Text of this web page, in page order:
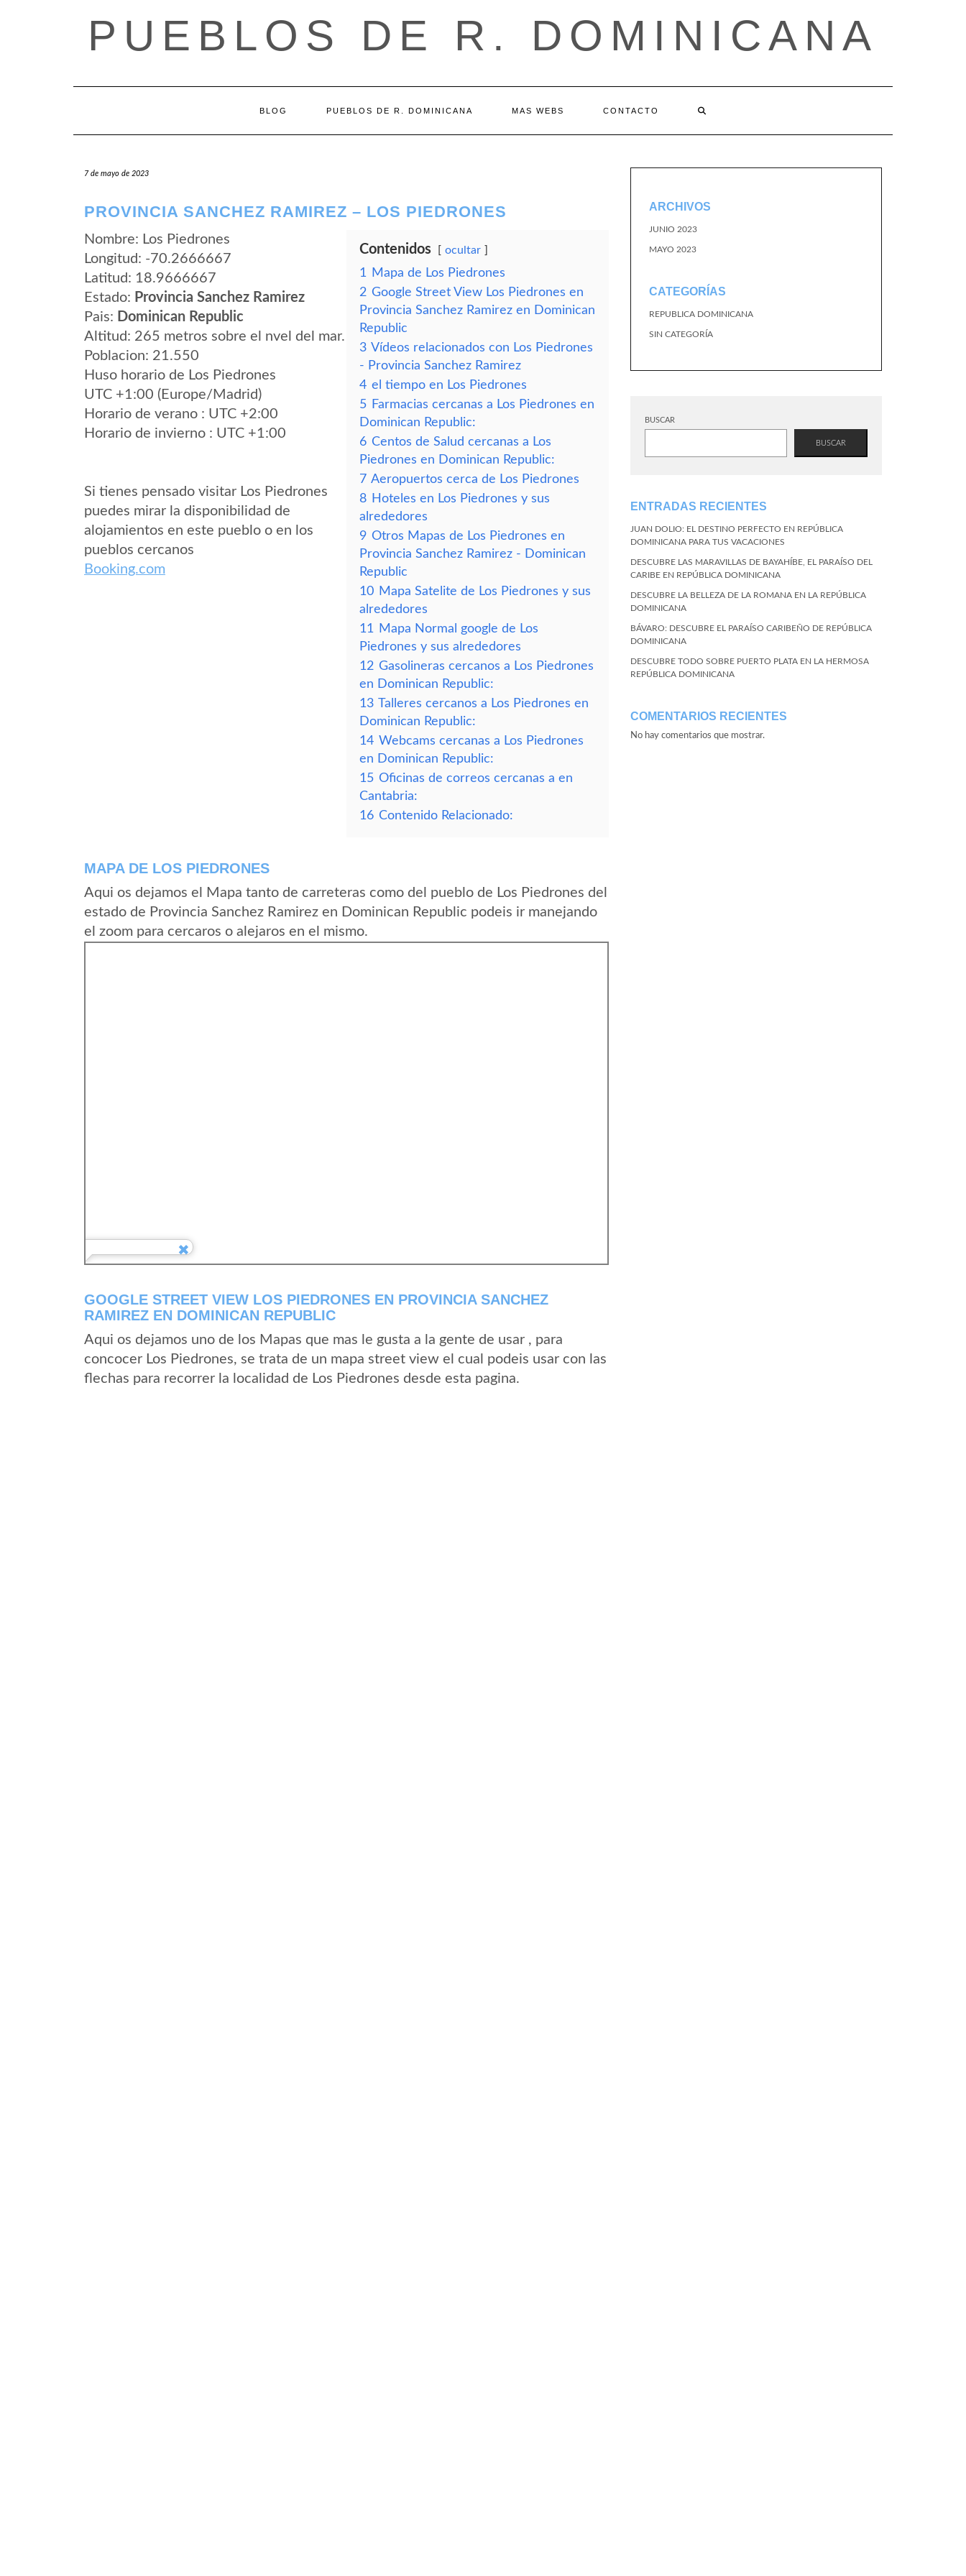
PUEBLOS DE R. DOMINICANA
BLOG PUEBLOS DE R. DOMINICANA MAS WEBS CONTACTO
7 de mayo de 2023
PROVINCIA SANCHEZ RAMIREZ – LOS PIEDRONES
Nombre: Los Piedrones
Longitud: -70.2666667
Latitud: 18.9666667
Estado: Provincia Sanchez Ramirez
Pais: Dominican Republic
Altitud: 265 metros sobre el nvel del mar.
Poblacion: 21.550
Huso horario de Los Piedrones
UTC +1:00 (Europe/Madrid)
Horario de verano : UTC +2:00
Horario de invierno : UTC +1:00
Si tienes pensado visitar Los Piedrones
puedes mirar la disponibilidad de
alojamientos en este pueblo o en los
pueblos cercanos
Booking.com
Contenidos ocultar
1
Mapa de Los Piedrones
2 Google Street View Los Piedrones en
Provincia Sanchez Ramirez en Dominican
Republic
3 Vídeos relacionados con Los Piedrones
- Provincia Sanchez Ramirez
4 el tiempo en Los Piedrones
5 Farmacias cercanas a Los Piedrones en
Dominican Republic:
6 Centos de Salud cercanas a Los
Piedrones en Dominican Republic:
7 Aeropuertos cerca de Los Piedrones
8 Hoteles en Los Piedrones y sus
alrededores
9 Otros Mapas de Los Piedrones en
Provincia Sanchez Ramirez - Dominican
Republic
10 Mapa Satelite de Los Piedrones y sus
alrededores
11
Mapa Normal google de Los
Piedrones y sus alrededores
12 Gasolineras cercanos a Los Piedrones
en Dominican Republic:
13 Talleres cercanos a Los Piedrones en
Dominican Republic:
14 Webcams cercanas a Los Piedrones
en Dominican Republic:
15 Oficinas de correos cercanas a en
Cantabria:
16 Contenido Relacionado:
MAPA DE LOS PIEDRONES
Aqui os dejamos el Mapa tanto de carreteras como del pueblo de Los Piedrones del
estado de Provincia Sanchez Ramirez en Dominican Republic podeis ir manejando
el zoom para cercaros o alejaros en el mismo.
GOOGLE STREET VIEW LOS PIEDRONES EN PROVINCIA SANCHEZ
RAMIREZ EN DOMINICAN REPUBLIC
Aqui os dejamos uno de los Mapas que mas le gusta a la gente de usar , para
concocer Los Piedrones, se trata de un mapa street view el cual podeis usar con las
flechas para recorrer la localidad de Los Piedrones desde esta pagina.
ARCHIVOS
JUNIO 2023
MAYO 2023
CATEGORÍAS
REPUBLICA DOMINICANA
SIN CATEGORÍA
BUSCAR
BUSCAR
ENTRADAS RECIENTES
JUAN DOLIO: EL DESTINO PERFECTO EN REPÚBLICA
DOMINICANA PARA TUS VACACIONES
DESCUBRE LAS MARAVILLAS DE BAYAHÍBE, EL PARAÍSO DEL
CARIBE EN REPÚBLICA DOMINICANA
DESCUBRE LA BELLEZA DE LA ROMANA EN LA REPÚBLICA
DOMINICANA
BÁVARO: DESCUBRE EL PARAÍSO CARIBEÑO DE REPÚBLICA
DOMINICANA
DESCUBRE TODO SOBRE PUERTO PLATA EN LA HERMOSA
REPÚBLICA DOMINICANA
COMENTARIOS RECIENTES
No hay comentarios que mostrar.